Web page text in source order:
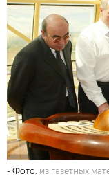
- Фото: из газетных